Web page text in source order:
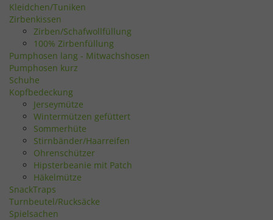
Kleidchen/Tuniken
Zirbenkissen
Zirben/Schafwollfüllung
100% Zirbenfüllung
Pumphosen lang - Mitwachshosen
Pumphosen kurz
Schuhe
Kopfbedeckung
Jerseymütze
Wintermützen gefüttert
Sommerhüte
Stirnbänder/Haarreifen
Ohrenschützer
Hipsterbeanie mit Patch
Häkelmütze
SnackTraps
Turnbeutel/Rucksäcke
Spielsachen